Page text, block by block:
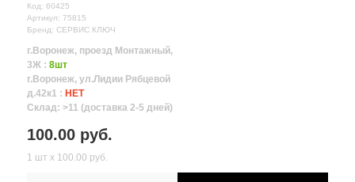
Код: 60425
Артикул: 75815
Бренд: СЕРВИС КЛЮЧ
г.Воронеж, проезд Монтажный,
3Ж : 8шт
г.Воронеж, ул.Лидии Рябцевой
д.42к1 : НЕТ
Склад: >11 (доставка 2-5 дней)
100.00 руб.
1 шт х 100.00 руб.